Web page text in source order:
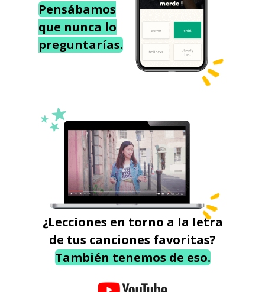
Pensábamos
que nunca lo
preguntarías.
¿Lecciones en torno a la letra
de tus canciones favoritas?
También tenemos de eso.